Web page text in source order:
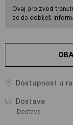
Ovaj proizvod
se da dobiješ
Dostupnost u
Dostava
Dostava